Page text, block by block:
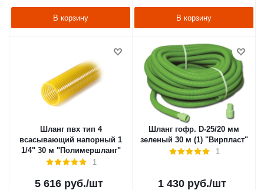
В корзину В корзину
Шланг пвх тип 4
всасывающий напорный 1
1/4" 30 м "Полимершланг"
1
5 616руб./шт
Шланг гофр. D-25/20 мм
зеленый 30 м (1) "Вирпласт"
1
1 430руб./шт